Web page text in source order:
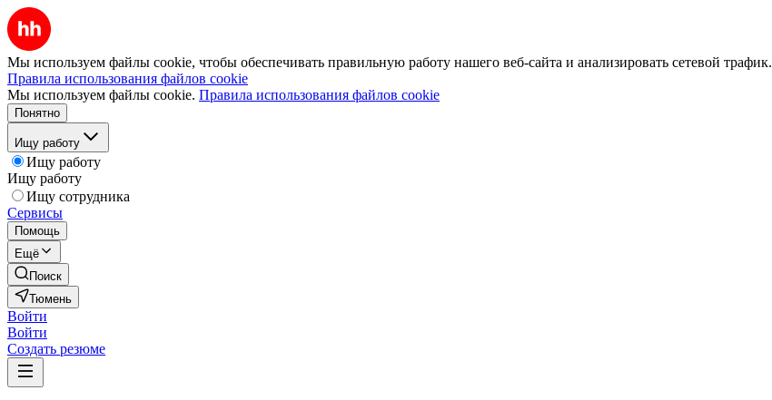
Мы используем файлы cookie, чтобы обеспечивать правильную работу нашего веб-сайта и анализировать сетевой трафик.
Правила использования файлов cookie
Мы используем файлы cookie. Правила использования файлов cookie
Понятно
Ищу работу
Ищу работу
Ищу работу
Ищу сотрудника
Сервисы
Помощь
Ещё
Поиск
Тюмень
Войти
Войти
Создать резюме